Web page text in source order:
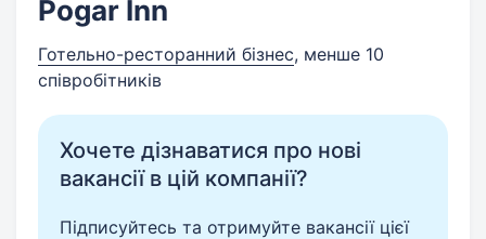
Pogar Inn
Готельно-ресторанний бізнес, менше 10
співробітників
Хочете дізнаватися про нові
вакансії в цій компанії?
Підписуйтесь та отримуйте вакансії цієї